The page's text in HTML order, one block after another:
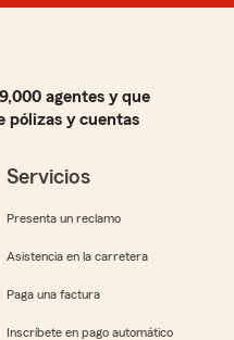
agentes y que
pólizas y cuentas
Servicios
Presenta un reclamo
Asistencia en la carretera
Paga una factura
Inscríbete en pago automático